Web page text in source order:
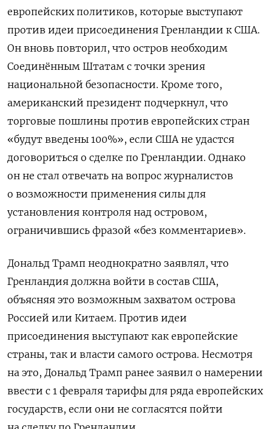
европейских политиков, которые выступают
против идеи присоединения Гренландии к США.
Он вновь повторил, что остров необходим
Соединённым Штатам с точки зрения
национальной безопасности. Кроме того,
американский президент подчеркнул, что
торговые пошлины против европейских стран
«будут введены 100%», если США не удастся
договориться о сделке по Гренландии. Однако
он не стал отвечать на вопрос журналистов
о возможности применения силы для
установления контроля над островом,
ограничившись фразой «без комментариев».
Дональд Трамп неоднократно заявлял, что
Гренландия должна войти в состав США,
объясняя это возможным захватом острова
Россией или Китаем. Против идеи
присоединения выступают как европейские
страны, так и власти самого острова. Несмотря
на это, Дональд Трамп ранее заявил о намерении
ввести с 1 февраля тарифы для ряда европейских
государств, если они не согласятся пойти